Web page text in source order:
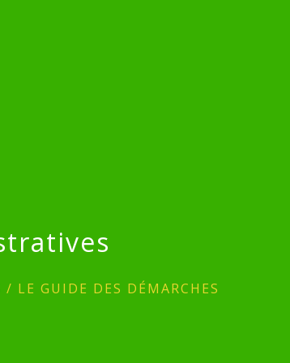
/ LE GUIDE DES DÉMARCHES